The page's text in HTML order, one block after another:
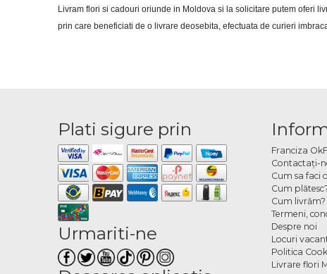
Livram flori si cadouri oriunde in Moldova si la solicitare putem oferi
prin care beneficiati de o livrare deosebita, efectuata de curieri
Plati sigure prin
Urmariti-ne
Franciza
Contactaţi-
Cum sa faci
Cum
Cum livrăm?
Termeni,
Despre noi
Locuri
Politica
Livrare flori